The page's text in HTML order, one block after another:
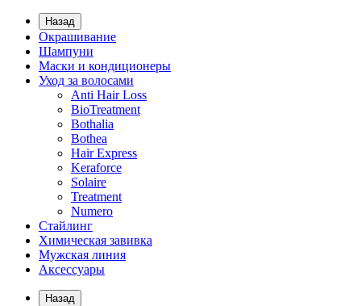
Назад
Окрашивание
Шампуни
Маски и кондиционеры
Уход за волосами
Anti Hair Loss
BioTreatment
Bothalia
Bothea
Hair Express
Keraforce
Solaire
Treatment
Numero
Стайлинг
Химическая завивка
Мужская линия
Аксессуары
Назад